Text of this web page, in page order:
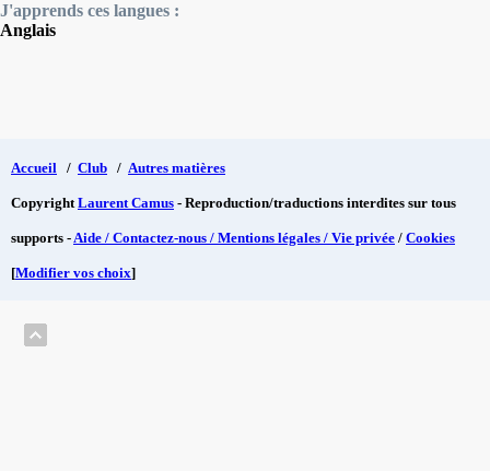
J'apprends ces langues :
Anglais
Accueil / Club / Autres matières
CopyrightLaurent Camus - Reproduction/traductions interdites sur tous
supports -Aide / Contactez-nous / Mentions légales / Vie privée / Cookies
[Modifier vos choix]